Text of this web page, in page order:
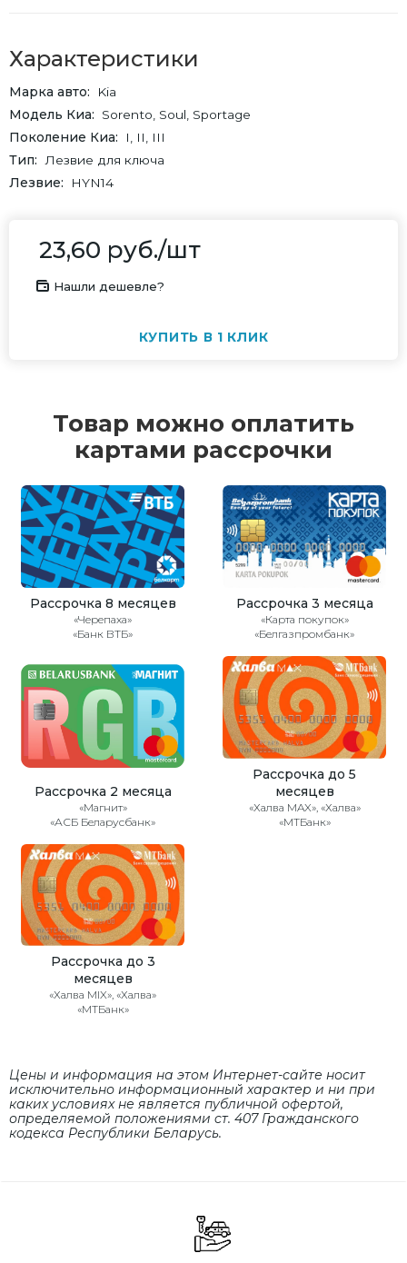
Характеристики
Марка авто
Kia
Модель Киа
Sorento, Soul, Sportage
Поколение Киа
I, II, III
Тип
Лезвие для ключа
Лезвие
HYN14
23,60 руб./шт
Нашли дешевле?
КУПИТЬ В 1 КЛИК
Товар можно оплатить
картами рассрочки
Рассрочка 8 месяцев
«Черепаха»
«Банк ВТБ»
Рассрочка 3 месяца
«Карта покупок»
«Белгазпромбанк»
Рассрочка 2 месяца
«Магнит»
«АСБ Беларусбанк»
Рассрочка до 5
месяцев
«Халва MAX», «Халва»
«МТБанк»
Рассрочка до 3
месяцев
«Халва MIX», «Халва»
«МТБанк»
Цены и информация на этом Интернет-сайте носит
исключительно информационный характер и ни при
каких условиях не является публичной офертой,
определяемой положениями cт. 407 Гражданского
кодекса Республики Беларусь.